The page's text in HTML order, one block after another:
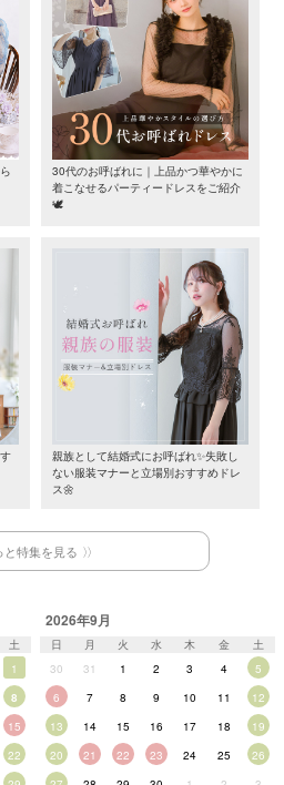
30代のお呼ばれに｜上品かつ華やかに
着こなせるパーティードレスをご紹介
🕊️
親族として結婚式にお呼ばれ✨失敗し
ない服装マナーと立場別おすすめドレ
ス🌼
と特集を見る
土
1
8
15
22
2026年9月
日 月 火 水 木 金
土
30
31 1 2 3 4
5
6
7 8 9 10 11
12
13
14 15 16 17 18
19
20
21 22 23 24 25
26